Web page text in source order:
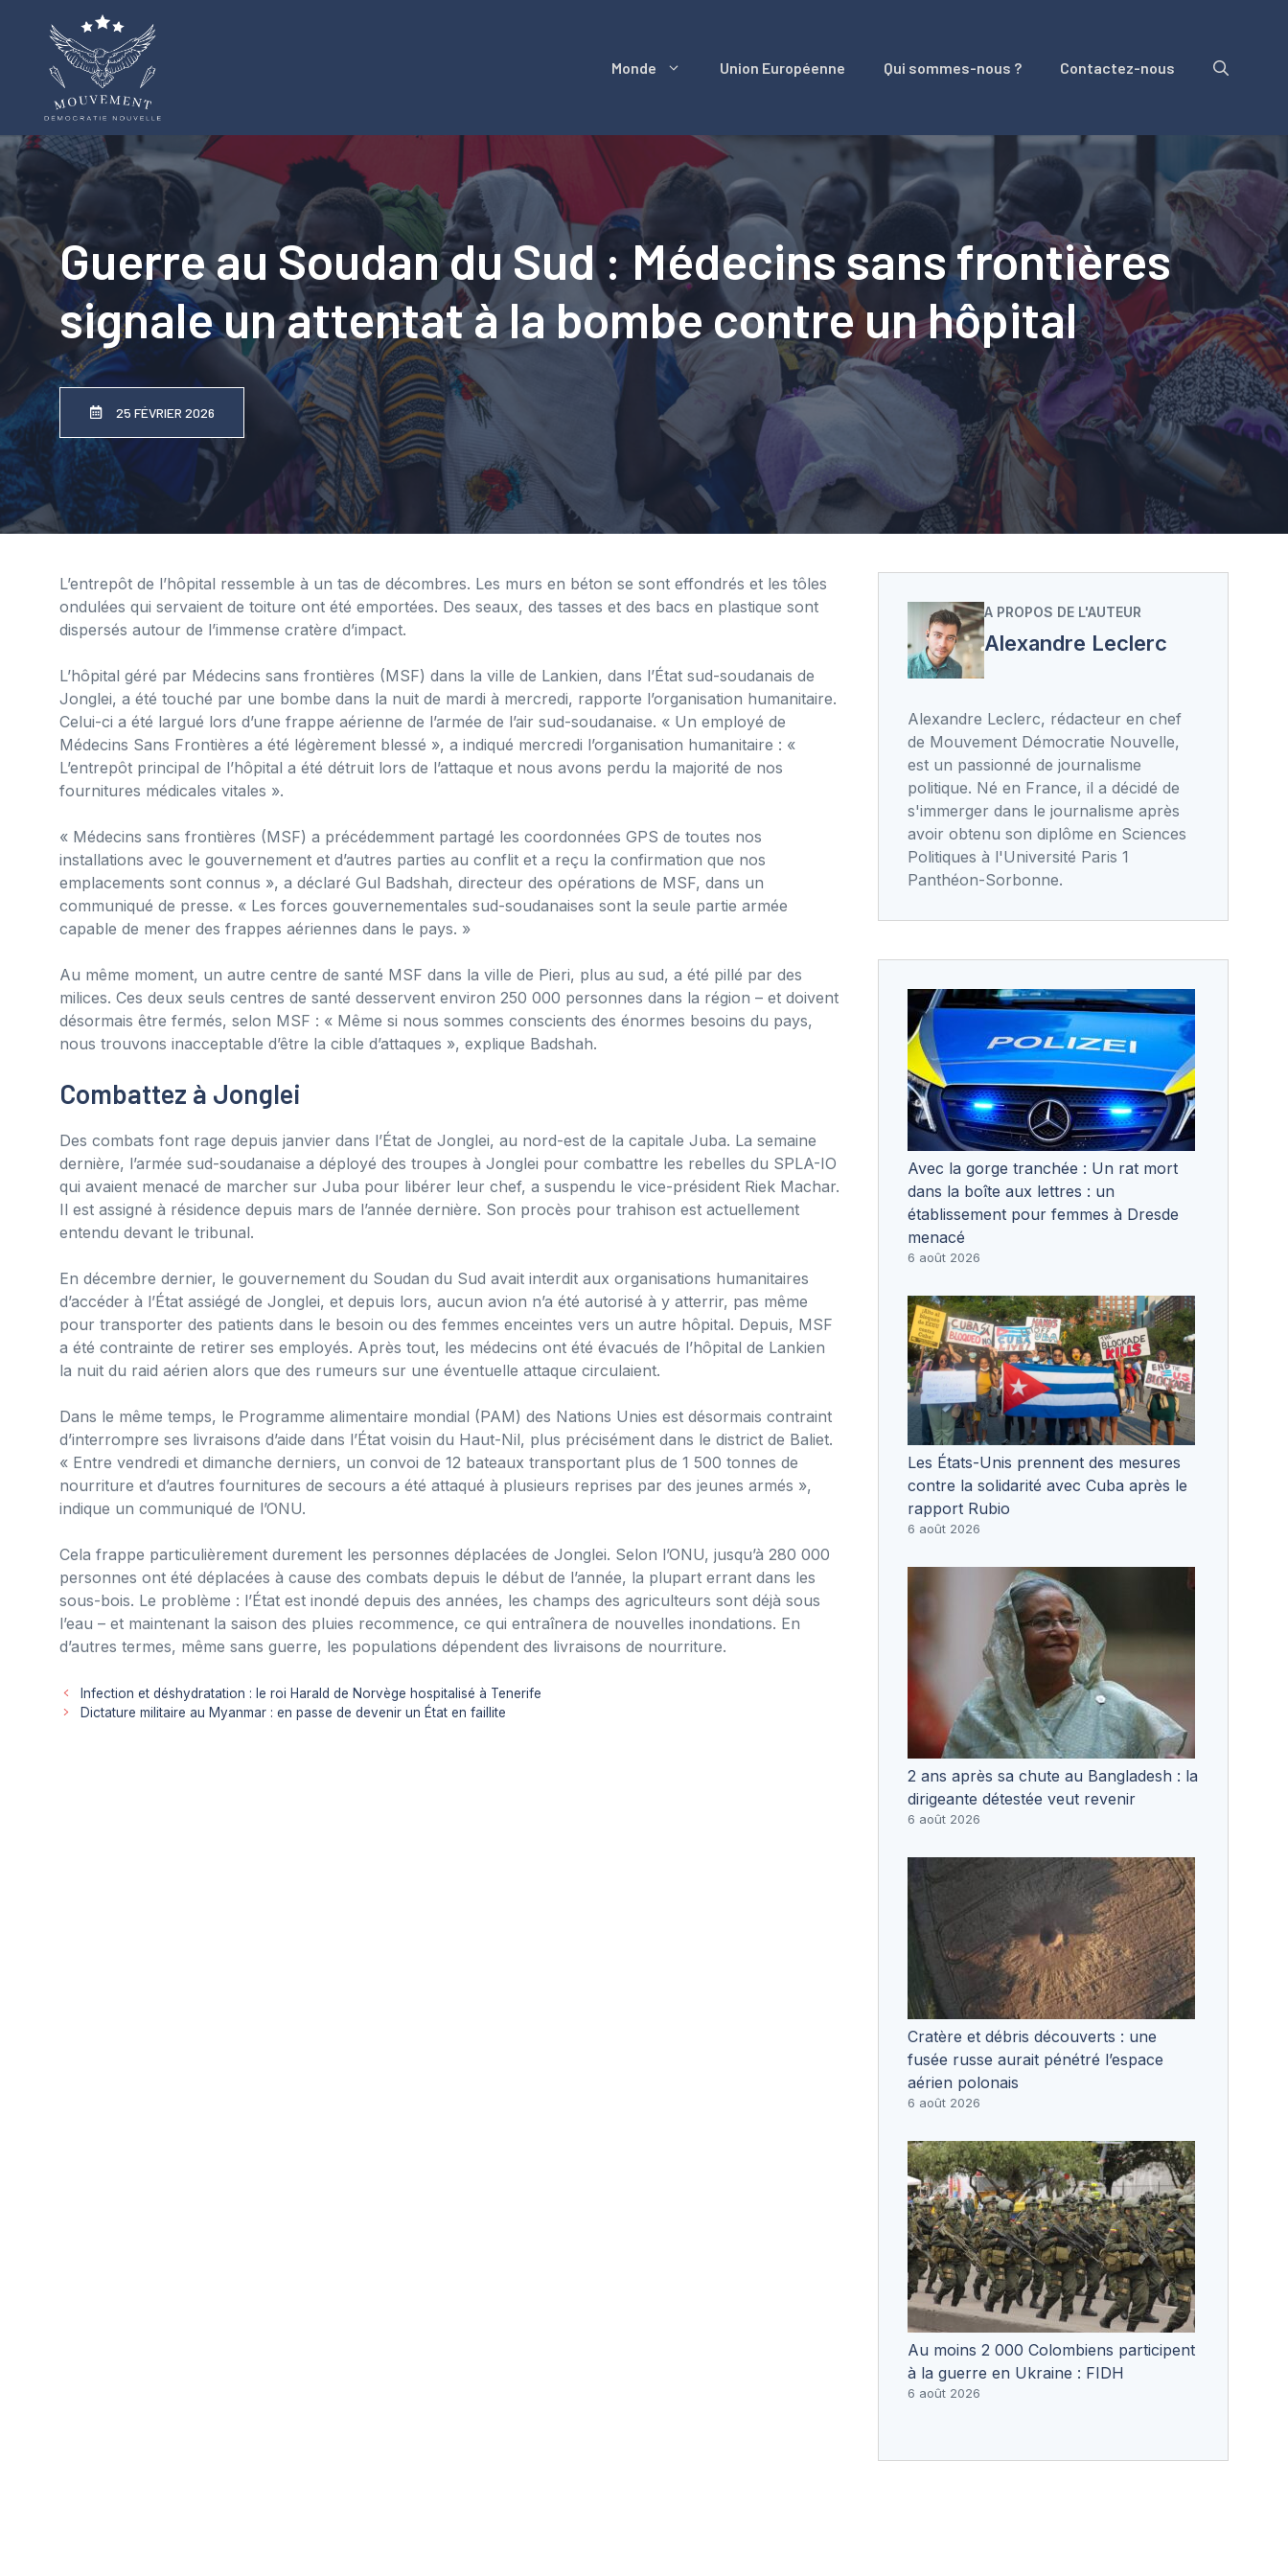
Monde Union Européenne Qui sommes-nous ? Contactez-nous
Guerre au Soudan du Sud : Médecins sans frontières
signale un attentat à la bombe contre un hôpital
25 FÉVRIER 2026
L’entrepôt de l’hôpital ressemble à un tas de décombres. Les murs en béton se sont effondrés et les tôles
ondulées qui servaient de toiture ont été emportées. Des seaux, des tasses et des bacs en plastique sont
dispersés autour de l’immense cratère d’impact.
L’hôpital géré par Médecins sans frontières (MSF) dans la ville de Lankien, dans l’État sud-soudanais de
Jonglei, a été touché par une bombe dans la nuit de mardi à mercredi, rapporte l’organisation humanitaire.
Celui-ci a été largué lors d’une frappe aérienne de l’armée de l’air sud-soudanaise. « Un employé de
Médecins Sans Frontières a été légèrement blessé », a indiqué mercredi l’organisation humanitaire : «
L’entrepôt principal de l’hôpital a été détruit lors de l’attaque et nous avons perdu la majorité de nos
fournitures médicales vitales ».
« Médecins sans frontières (MSF) a précédemment partagé les coordonnées GPS de toutes nos
installations avec le gouvernement et d’autres parties au conflit et a reçu la confirmation que nos
emplacements sont connus », a déclaré Gul Badshah, directeur des opérations de MSF, dans un
communiqué de presse. « Les forces gouvernementales sud-soudanaises sont la seule partie armée
capable de mener des frappes aériennes dans le pays. »
Au même moment, un autre centre de santé MSF dans la ville de Pieri, plus au sud, a été pillé par des
milices. Ces deux seuls centres de santé desservent environ 250 000 personnes dans la région – et doivent
désormais être fermés, selon MSF : « Même si nous sommes conscients des énormes besoins du pays,
nous trouvons inacceptable d’être la cible d’attaques », explique Badshah.
Combattez à Jonglei
Des combats font rage depuis janvier dans l’État de Jonglei, au nord-est de la capitale Juba. La semaine
dernière, l’armée sud-soudanaise a déployé des troupes à Jonglei pour combattre les rebelles du SPLA-IO
qui avaient menacé de marcher sur Juba pour libérer leur chef, a suspendu le vice-président Riek Machar.
Il est assigné à résidence depuis mars de l’année dernière. Son procès pour trahison est actuellement
entendu devant le tribunal.
En décembre dernier, le gouvernement du Soudan du Sud avait interdit aux organisations humanitaires
d’accéder à l’État assiégé de Jonglei, et depuis lors, aucun avion n’a été autorisé à y atterrir, pas même
pour transporter des patients dans le besoin ou des femmes enceintes vers un autre hôpital. Depuis, MSF
a été contrainte de retirer ses employés. Après tout, les médecins ont été évacués de l’hôpital de Lankien
la nuit du raid aérien alors que des rumeurs sur une éventuelle attaque circulaient.
Dans le même temps, le Programme alimentaire mondial (PAM) des Nations Unies est désormais contraint
d’interrompre ses livraisons d’aide dans l’État voisin du Haut-Nil, plus précisément dans le district de Baliet.
« Entre vendredi et dimanche derniers, un convoi de 12 bateaux transportant plus de 1 500 tonnes de
nourriture et d’autres fournitures de secours a été attaqué à plusieurs reprises par des jeunes armés »,
indique un communiqué de l’ONU.
Cela frappe particulièrement durement les personnes déplacées de Jonglei. Selon l’ONU, jusqu’à 280 000
personnes ont été déplacées à cause des combats depuis le début de l’année, la plupart errant dans les
sous-bois. Le problème : l’État est inondé depuis des années, les champs des agriculteurs sont déjà sous
l’eau – et maintenant la saison des pluies recommence, ce qui entraînera de nouvelles inondations. En
d’autres termes, même sans guerre, les populations dépendent des livraisons de nourriture.
Infection et déshydratation : le roi Harald de Norvège hospitalisé à Tenerife
Dictature militaire au Myanmar : en passe de devenir un État en faillite
A PROPOS DE L'AUTEUR
Alexandre Leclerc
Alexandre Leclerc, rédacteur en chef
de Mouvement Démocratie Nouvelle,
est un passionné de journalisme
politique. Né en France, il a décidé de
s'immerger dans le journalisme après
avoir obtenu son diplôme en Sciences
Politiques à l'Université Paris 1
Panthéon-Sorbonne.
Avec la gorge tranchée : Un rat mort
dans la boîte aux lettres : un
établissement pour femmes à Dresde
menacé
6 août 2026
Les États-Unis prennent des mesures
contre la solidarité avec Cuba après le
rapport Rubio
6 août 2026
2 ans après sa chute au Bangladesh : la
dirigeante détestée veut revenir
6 août 2026
Cratère et débris découverts : une
fusée russe aurait pénétré l’espace
aérien polonais
6 août 2026
Au moins 2 000 Colombiens participent
à la guerre en Ukraine : FIDH
6 août 2026